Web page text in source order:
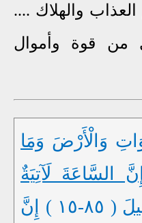
والهلاك ....
من قوة وأموال
وَالْأَرْضَ وَمَا
السَّاعَةَ لَآتِيَةٌ
( ٨٥-١٥ ) إِنَّ